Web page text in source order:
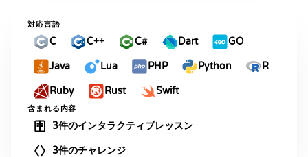
対応言語
C C++ C# Dart GO
Java Lua PHP Python R
Ruby Rust Swift
含まれる内容
3件のインタラクティブレッスン
3件のチャレンジ